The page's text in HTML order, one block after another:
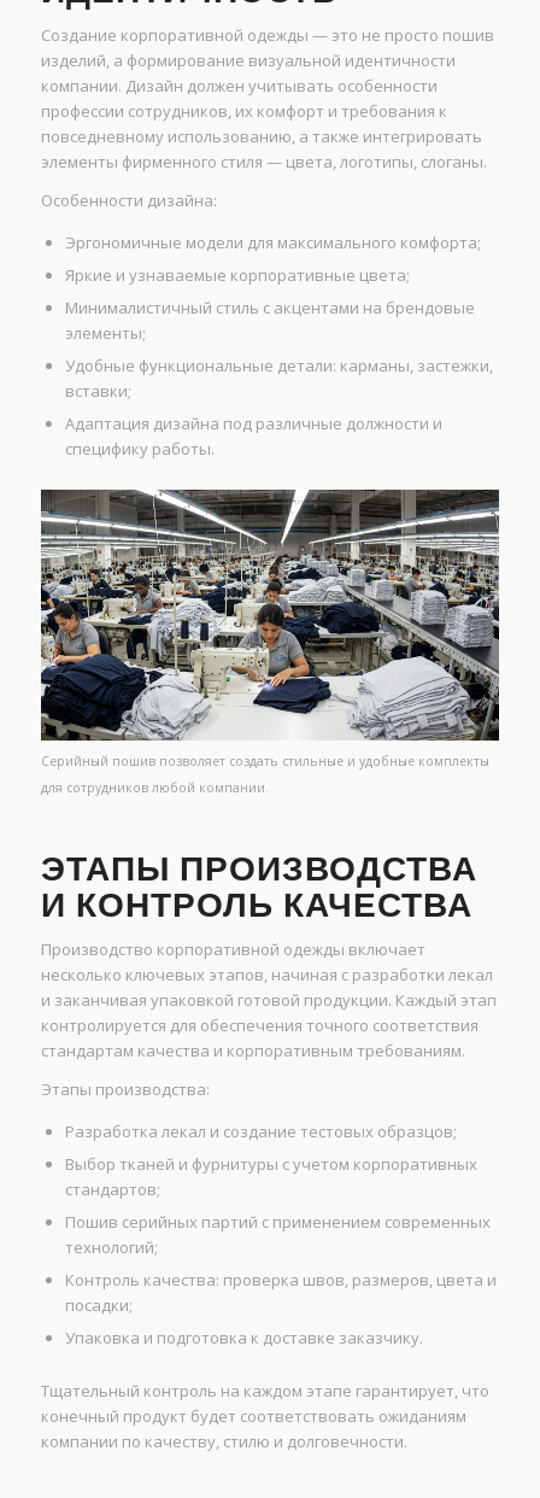
Создание корпоративной одежды — это не просто пошив
изделий, а формирование визуальной идентичности
компании. Дизайн должен учитывать особенности
профессии сотрудников, их комфорт и требования к
повседневному использованию, а также интегрировать
элементы фирменного стиля — цвета, логотипы, слоганы.
Особенности дизайна:
Эргономичные модели для максимального комфорта;
Яркие и узнаваемые корпоративные цвета;
Минималистичный стиль с акцентами на брендовые
элементы;
Удобные функциональные детали: карманы, застежки,
вставки;
Адаптация дизайна под различные должности и
специфику работы.
Серийный пошив позволяет создать стильные и удобные комплекты
для сотрудников любой компании.
ЭТАПЫ ПРОИЗВОДСТВА
И КОНТРОЛЬ КАЧЕСТВА
Производство корпоративной одежды включает
несколько ключевых этапов, начиная с разработки лекал
и заканчивая упаковкой готовой продукции. Каждый этап
контролируется для обеспечения точного соответствия
стандартам качества и корпоративным требованиям.
Этапы производства:
Разработка лекал и создание тестовых образцов;
Выбор тканей и фурнитуры с учетом корпоративных
стандартов;
Пошив серийных партий с применением современных
технологий;
Контроль качества: проверка швов, размеров, цвета и
посадки;
Упаковка и подготовка к доставке заказчику.
Тщательный контроль на каждом этапе гарантирует, что
конечный продукт будет соответствовать ожиданиям
компании по качеству, стилю и долговечности.